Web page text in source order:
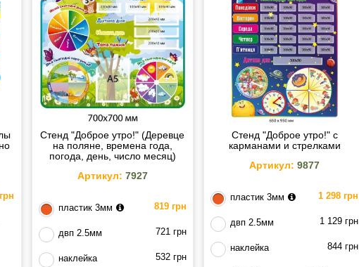
Стенд "Доброе утро!" (Деревце
на поляне, времена года,
погода, день, число месяц)
Артикул: 7927
пластик 3мм 819 грн
двп 2.5мм 721 грн
наклейка 532 грн
Стенд "Доброе утро!" с
карманами и стрелками
Артикул: 9877
пластик 3мм 1 298 грн
двп 2.5мм 1 129 грн
наклейка 844 грн